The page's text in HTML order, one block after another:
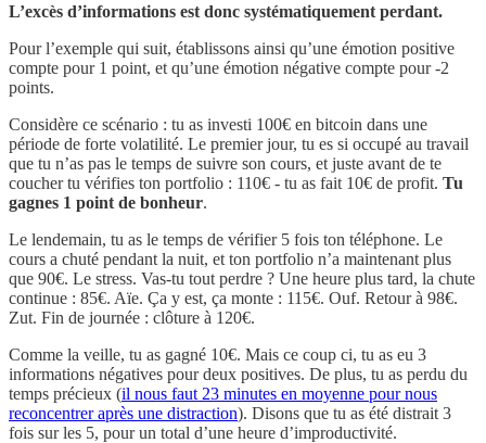
L’excès d’informations est donc systématiquement perdant.
Pour l’exemple qui suit, établissons ainsi qu’une émotion positive
compte pour 1 point, et qu’une émotion négative compte pour -2
points.
Considère ce scénario : tu as investi 100€ en bitcoin dans une
période de forte volatilité. Le premier jour, tu es si occupé au travail
que tu n’as pas le temps de suivre son cours, et juste avant de te
coucher tu vérifies ton portfolio : 110€ - tu as fait 10€ de profit. Tu
gagnes 1 point de bonheur.
Le lendemain, tu as le temps de vérifier 5 fois ton téléphone. Le
cours a chuté pendant la nuit, et ton portfolio n’a maintenant plus
que 90€. Le stress. Vas-tu tout perdre ? Une heure plus tard, la chute
continue : 85€. Aïe. Ça y est, ça monte : 115€. Ouf. Retour à 98€.
Zut. Fin de journée : clôture à 120€.
Comme la veille, tu as gagné 10€. Mais ce coup ci, tu as eu 3
informations négatives pour deux positives. De plus, tu as perdu du
temps précieux (il nous faut 23 minutes en moyenne pour nous
reconcentrer après une distraction). Disons que tu as été distrait 3
fois sur les 5, pour un total d’une heure d’improductivité.